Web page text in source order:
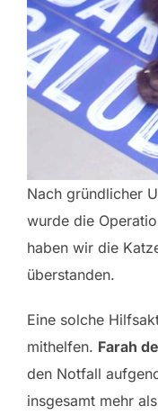
Nach gründlicher
wurde die
haben wir die
überstanden.
Eine solche
mithelfen. Farah
den Notfall
insgesamt mehr